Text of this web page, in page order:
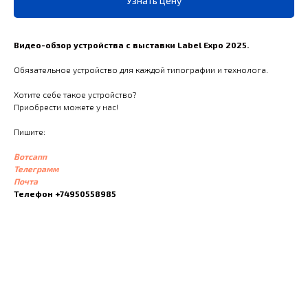
Видео-обзор устройства с выставки Label Expo 2025.
Обязательное устройство для каждой типографии и технолога.
Хотите себе такое устройство?
Приобрести можете у нас!
Пишите:
Вотсапп
Телеграмм
Почта
Телефон +74950558985